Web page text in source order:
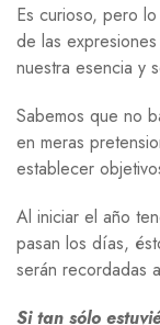
Es curioso, pero
de las
nuestra esencia y
Sabemos que no
en meras
establecer
Al iniciar el año
pasan los días,
serán recordadas
Si tan sólo